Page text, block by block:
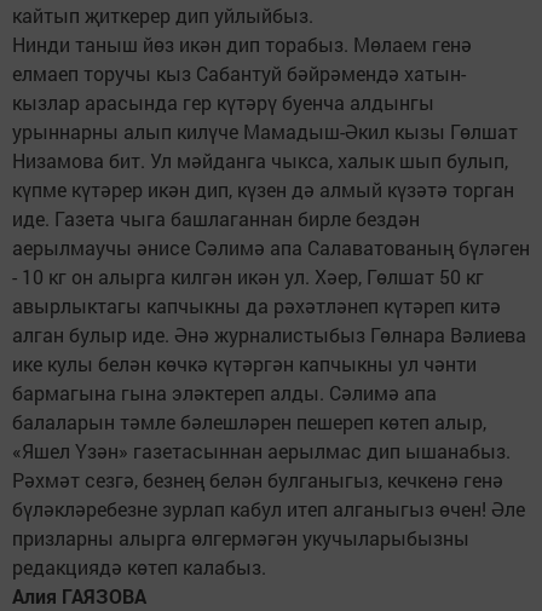
кайтып җиткерер дип уйлыйбыз.
Нинди таныш йөз икән дип торабыз. Мөлаем генә
елмаеп торучы кыз Сабантуй бәйрәмендә хатын-
кызлар арасында гер күтәрү буенча алдынгы
урыннарны алып килүче Мамадыш-Әкил кызы Гөлшат
Низамова бит. Ул мәйданга чыкса, халык шып булып,
күпме күтәрер икән дип, күзен дә алмый күзәтә торган
иде. Газета чыга башлаганнан бирле бездән
аерылмаучы әнисе Сәлимә апа Салаватованың бүләген
- 10 кг он алырга килгән икән ул. Хәер, Гөлшат 50 кг
авырлыктагы капчыкны да рәхәтләнеп күтәреп китә
алган булыр иде. Әнә журналистыбыз Гөлнара Вәлиева
ике кулы белән көчкә күтәргән капчыкны ул чәнти
бармагына гына эләктереп алды. Сәлимә апа
балаларын тәмле бәлешләрен пешереп көтеп алыр,
«Яшел Үзән» газетасыннан аерылмас дип ышанабыз.
Рәхмәт сезгә, безнең белән булганыгыз, кечкенә генә
бүләкләребезне зурлап кабул итеп алганыгыз өчен! Әле
призларны алырга өлгермәгән укучыларыбызны
редакциядә көтеп калабыз.
Алия ГАЯЗОВА